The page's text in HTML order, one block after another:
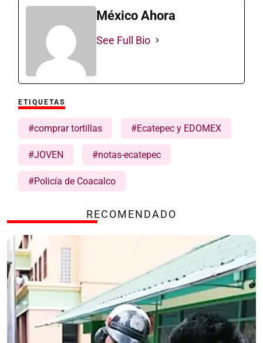
México Ahora
See Full Bio
ETIQUETAS
#comprar tortillas #Ecatepec y EDOMEX
#JOVEN #notas-ecatepec
#Policía de Coacalco
RECOMENDADO